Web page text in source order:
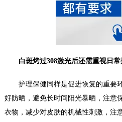
白斑烤过308激光后还需重视日常
护理保健同样是促进恢复的重要环
好防晒，避免长时间阳光暴晒，注意
衣物，减少对皮肤的机械性刺激，注